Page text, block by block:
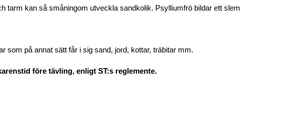
tarm kan så småningom utveckla sandkolik. Psylliumfrö bildar ett slem
som på annat sätt får i sig sand, jord, kottar, träbitar mm.
före tävling, enligt ST:s reglemente.